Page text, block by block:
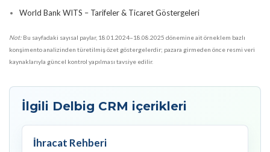
World Bank WITS – Tarifeler & Ticaret Göstergeleri
Not: Bu sayfadaki sayısal paylar, 18.01.2024–18.08.2025 dönemine ait örneklem bazlı
konşimento analizinden türetilmiş özet göstergelerdir; pazara girmeden önce resmi veri
kaynaklarıyla güncel kontrol yapılması tavsiye edilir.
İlgili Delbig CRM içerikleri
İhracat Rehberi